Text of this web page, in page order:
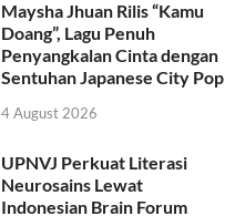
Maysha Jhuan Rilis “Kamu
Doang”, Lagu Penuh
Penyangkalan Cinta dengan
Sentuhan Japanese City Pop
4 August 2026
UPNVJ Perkuat Literasi
Neurosains Lewat
Indonesian Brain Forum